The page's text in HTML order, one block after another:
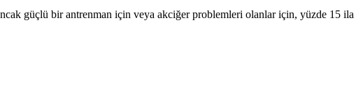
güçlü bir antrenman için veya akciğer problemleri olanlar için, yüzde 15 ila